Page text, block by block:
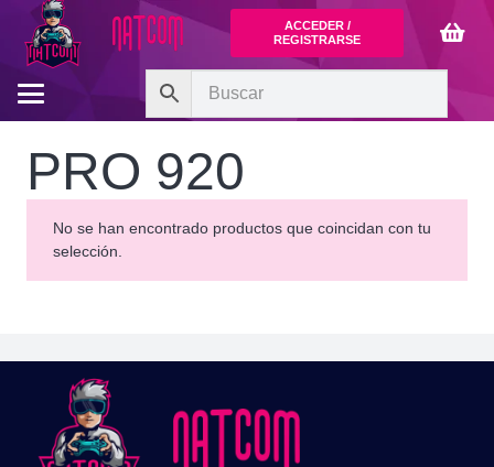
ACCEDER /
REGISTRARSE
PRO 920
No se han encontrado productos que coincidan con tu
selección.